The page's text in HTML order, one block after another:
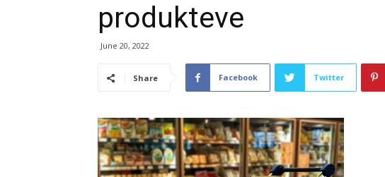
produkteve
June 20, 2022
Share Facebook Twitter